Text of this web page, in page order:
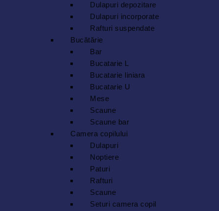
Dulapuri depozitare
Dulapuri incorporate
Rafturi suspendate
Bucătărie
Bar
Bucatarie L
Bucatarie liniara
Bucatarie U
Mese
Scaune
Scaune bar
Camera copilului
Dulapuri
Noptiere
Paturi
Rafturi
Scaune
Seturi camera copil